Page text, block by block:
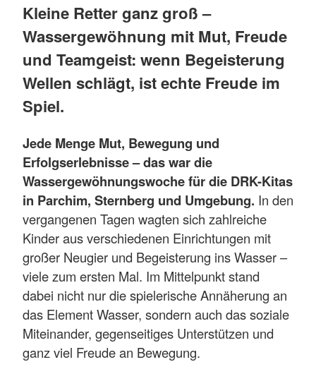
Kleine Retter ganz groß –
Wassergewöhnung mit Mut, Freude
und Teamgeist: wenn Begeisterung
Wellen schlägt, ist echte Freude im
Spiel.
Jede Menge Mut, Bewegung und
Erfolgserlebnisse – das war die
Wassergewöhnungswoche für die DRK-Kitas
in Parchim, Sternberg und Umgebung. In den
vergangenen Tagen wagten sich zahlreiche
Kinder aus verschiedenen Einrichtungen mit
großer Neugier und Begeisterung ins Wasser –
viele zum ersten Mal. Im Mittelpunkt stand
dabei nicht nur die spielerische Annäherung an
das Element Wasser, sondern auch das soziale
Miteinander, gegenseitiges Unterstützen und
ganz viel Freude an Bewegung.